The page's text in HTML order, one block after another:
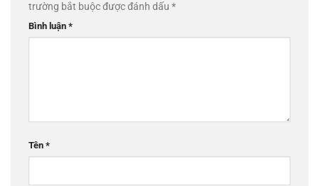
trường bắt buộc được đánh dấu *
Bình luận *
Tên *